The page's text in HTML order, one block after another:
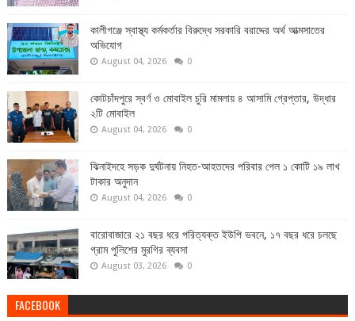
কালীগঞ্জে স্বাস্থ্য কর্মকর্তার বিরুদ্ধে সরকারি বরাদ্দের অর্থ আত্মসাতের
অভিযোগ
August 04, 2026 0
কোটচাঁদপুরে স্বর্ণ ও মোবাইল চুরি মামলায় ৪ আসামি গ্রেপ্তার, উদ্ধার
২টি মোবাইল
August 04, 2026 0
ঝিনাইদহে সড়ক দুর্ঘটনায় নিহত-আহতদের পরিবার পেল ১ কোটি ১৯ লাখ
টাকার অনুদান
August 04, 2026 0
বারোবাজারে ২১ বছর ধরে পরিত্যক্ত ইউপি ভবনে, ১৭ বছর ধরে চলছে
গ্রাম পুলিশের মুরগির ব্যবসা
August 03, 2026 0
FACEBOOK